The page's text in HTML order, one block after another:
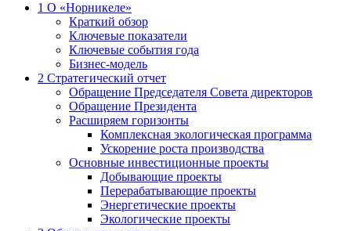
1 О «Норникеле»
Краткий обзор
Ключевые показатели
Ключевые события года
Бизнес-модель
2 Стратегический отчет
Обращение Председателя Совета директоров
Обращение Президента
Расширяем горизонты
Комплексная экологическая программа
Ускорение роста производства
Основные инвестиционные проекты
Добывающие проекты
Перерабатывающие проекты
Энергетические проекты
Экологические проекты